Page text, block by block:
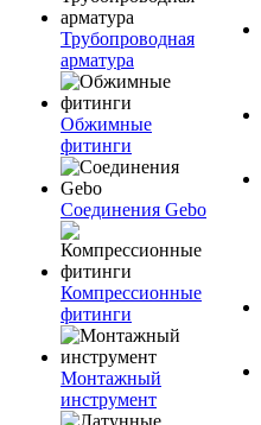
Трубопроводная
арматура
Обжимные
фитинги
Соединения Gebo
Компрессионные
фитинги
Монтажный
инструмент